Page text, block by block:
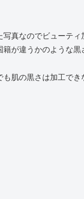
写真なのでビューティ
が違うかのような黒
も肌の黒さは加工でき